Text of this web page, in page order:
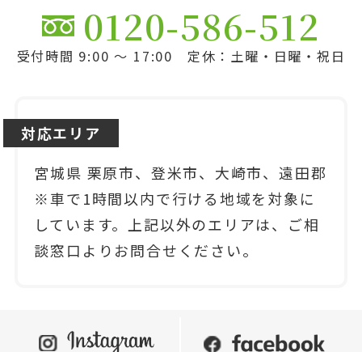
0120-586-512
受付時間 9:00 ～ 17:00 定休：土曜・日曜・祝日
対応エリア
宮城県 栗原市、登米市、大崎市、遠田郡
※車で1時間以内で行ける地域を対象に
しています。上記以外のエリアは、ご相
談窓口よりお問合せください。